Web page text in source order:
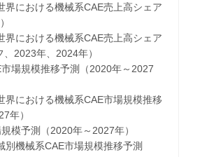
ける機械系CAE売上高シェア
ける機械系CAE売上高シェア
年、2024年）
規模推移予測（2020年～2027
ける機械系CAE市場規模推移
年）
予測（2020年～2027年）
系CAE市場規模推移予測